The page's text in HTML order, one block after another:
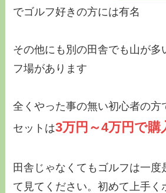
でゴルフ好きの方には有名
その他にも別の田舎でも山が多
フ場があります
全くやった事の無い初心者の方
セットは3万円～4万円で購
田舎じゃなくてもゴルフは一度
て見てください。初めて上手く